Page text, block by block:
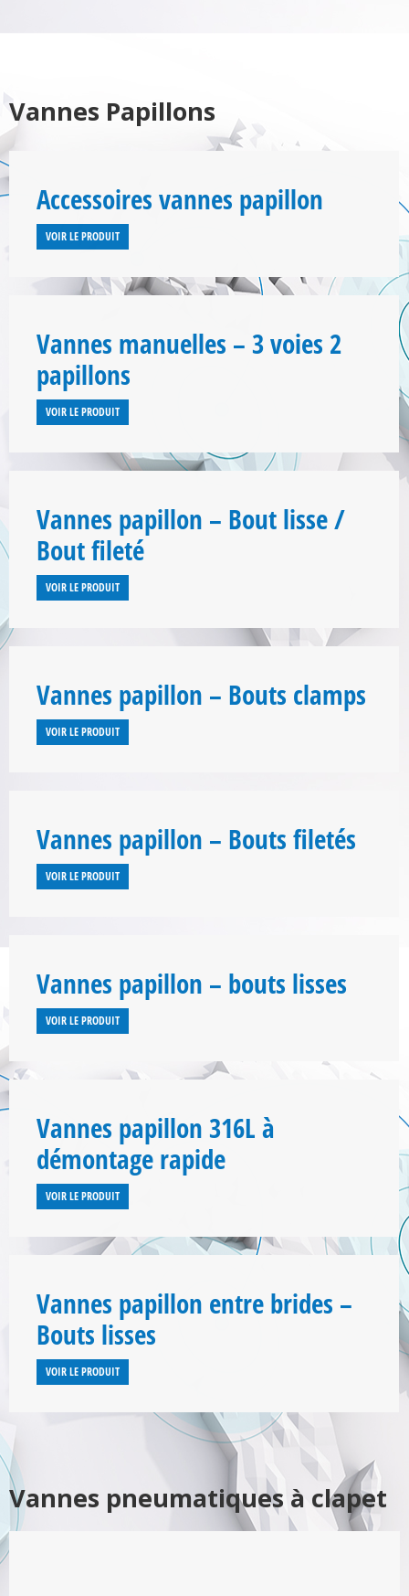
Vannes Papillons
Accessoires vannes papillon
VOIR LE PRODUIT
Vannes manuelles – 3 voies 2
papillons
VOIR LE PRODUIT
Vannes papillon – Bout lisse /
Bout fileté
VOIR LE PRODUIT
Vannes papillon – Bouts clamps
VOIR LE PRODUIT
Vannes papillon – Bouts filetés
VOIR LE PRODUIT
Vannes papillon – bouts lisses
VOIR LE PRODUIT
Vannes papillon 316L à
démontage rapide
VOIR LE PRODUIT
Vannes papillon entre brides –
Bouts lisses
VOIR LE PRODUIT
Vannes pneumatiques à clapet